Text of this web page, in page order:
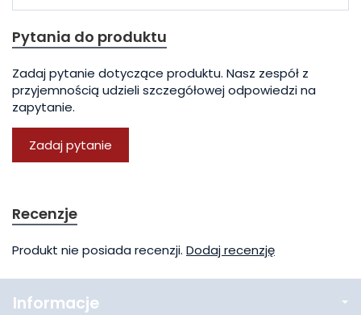
Pytania do produktu
Zadaj pytanie dotyczące produktu. Nasz zespół z
przyjemnością udzieli szczegółowej odpowiedzi na
zapytanie.
Zadaj pytanie
Recenzje
Produkt nie posiada recenzji. Dodaj recenzję
Informacje